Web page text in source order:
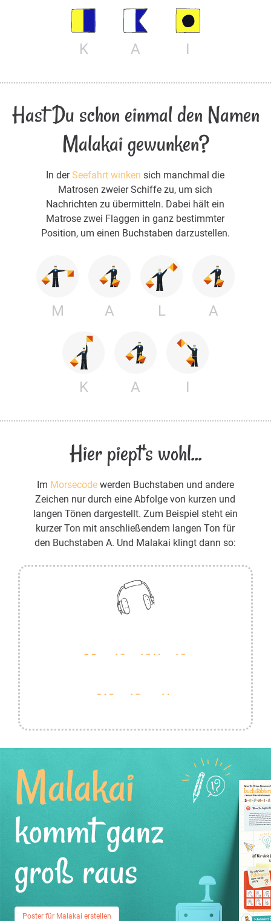
K A I
Hast Du schon einmal den Namen
Malakai gewunken?
In derSeefahrt winken sich manchmal die
Matrosen zweier Schiffe zu, um sich
Nachrichten zu übermitteln. Dabei hält ein
Matrose zwei Flaggen in ganz bestimmter
Position, um einen Buchstaben darzustellen.
M A L A
K A I
Hier piept's wohl...
Im Morsecodewerden Buchstaben und andere
Zeichen nur durch eine Abfolge von kurzen und
langen Tönen dargestellt. Zum Beispiel steht ein
kurzer Ton mit anschließendem langen Ton für
den Buchstaben A. Und Malakai klingt dann so:
Malakai
kommt ganz
groß raus
Poster für Malakai erstellen